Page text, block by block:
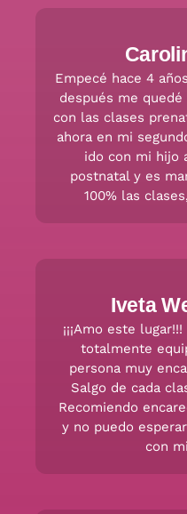
Empecé hace 4
después me quedé
con las clases
ahora en mi
ido con mi hijo
postnatal y es
100% las
Iveta
¡¡¡Amo este
totalmente
persona muy
Salgo de cada
Recomiendo
y no puedo
con